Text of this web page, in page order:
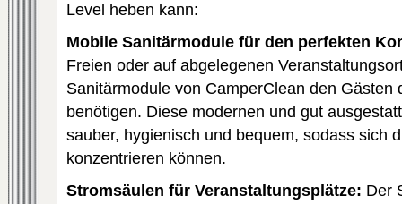
Level heben kann:
Mobile Sanitärmodule für den perfekten
Freien oder auf abgelegenen
Sanitärmodule von CamperClean den Gästen
benötigen. Diese modernen und gut
sauber, hygienisch und bequem, sodass sich
konzentrieren können.
Stromsäulen für Veranstaltungsplätze: Der